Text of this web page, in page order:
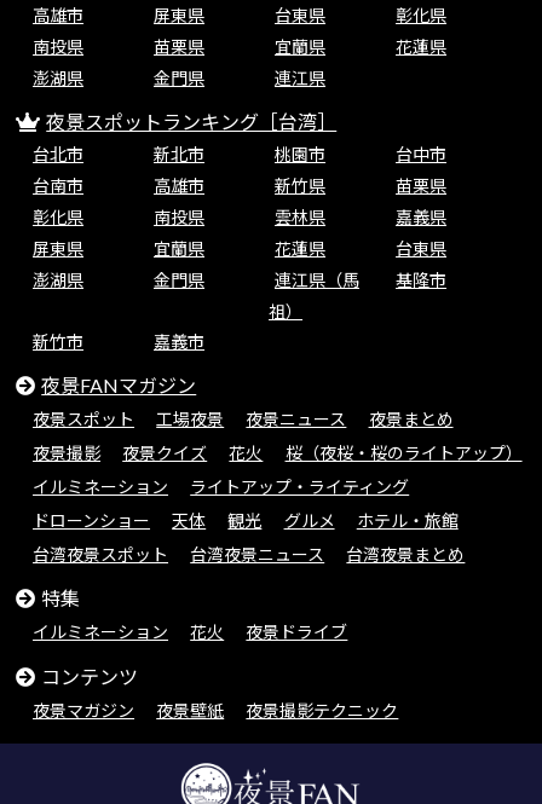
高雄市
屏東県 台東県
彰化県
南投県
苗栗県 宜蘭県
花蓮県
澎湖県
金門県 連江県
夜景スポットランキング［台湾］
台北市 新北市 桃園市
台中市
台南市
高雄市 新竹県
苗栗県
彰化県
南投県 雲林県
嘉義県
屏東県
宜蘭県 花蓮県
台東県
澎湖県
金門県
連江県（馬
祖）
基隆市
新竹市 嘉義市
夜景FANマガジン
夜景スポット 工場夜景 夜景ニュース
夜景まとめ
夜景撮影
夜景クイズ 花火
桜（夜桜・桜のライトアップ）
イルミネーション
ライトアップ・ライティング
ドローンショー
天体 観光 グルメ
ホテル・旅館
台湾夜景スポット
台湾夜景ニュース 台湾夜景まとめ
特集
イルミネーション 花火 夜景ドライブ
コンテンツ
夜景マガジン 夜景壁紙 夜景撮影テクニック